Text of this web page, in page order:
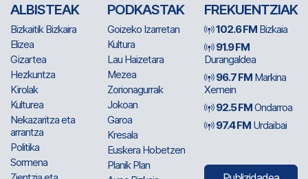
ALBISTEAK
Bizkaitik Bizkaira
Elizea
Gizartea
Hezkuntza
Kirolak
Kulturea
Nekazaritza eta
arrantza
Politika
Sormena
PODKASTAK
Goizeko Izarretan
Kultura
Lau Haizetara
Mezea
Zorionagurrak
Jokoan
Garoa
Kresala
Euskera Hobetzen
Planik Plan
FREKUENTZIAK
102.6 FM Bizkaia
91.9 FM
Durangaldea
96.7 FM Markina
Xemein
92.5 FMOndarroa
97.4 FM Urdaibai